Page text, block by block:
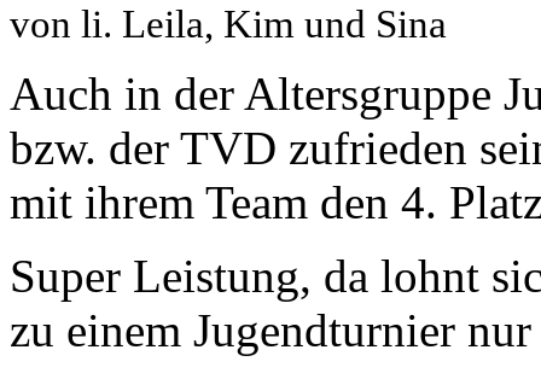
von li. Leila, Kim und Sina
Auch in der Altersgruppe
bzw. der TVD zufrieden
mit ihrem Team den 4.
Super Leistung, da lohnt
zu einem Jugendturnier